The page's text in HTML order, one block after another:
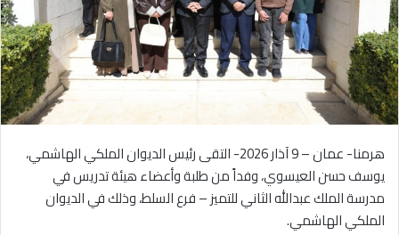
هرمنا- عمان – 9 آذار 2026- التقى رئيس الديوان الملكي الهاشمي،
يوسف حسن العيسوي، وفداً من طلبة وأعضاء هيئة تدريس في
مدرسة الملك عبدالله الثاني للتميز – فرع السلط، وذلك في الديوان
الملكي الهاشمي.